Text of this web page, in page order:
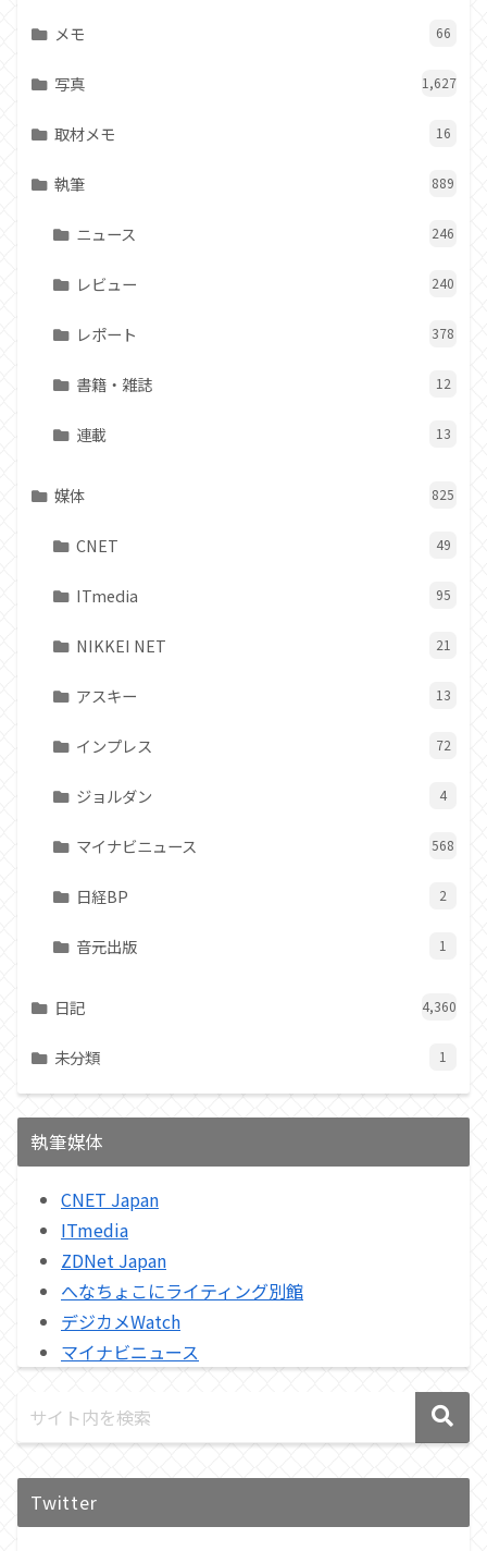
メモ 66
写真 1,627
取材メモ 16
執筆 889
ニュース 246
レビュー 240
レポート 378
書籍・雑誌 12
連載 13
媒体 825
CNET 49
ITmedia 95
NIKKEI NET 21
アスキー 13
インプレス 72
ジョルダン 4
マイナビニュース 568
日経BP 2
音元出版 1
日記 4,360
未分類 1
執筆媒体
CNET Japan
ITmedia
ZDNet Japan
へなちょこにライティング別館
デジカメWatch
マイナビニュース
Twitter